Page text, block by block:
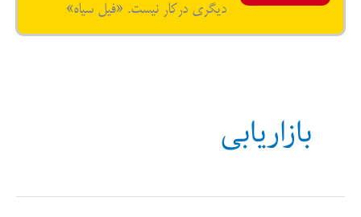
دیگری درکار نیست. «فیل سیاه»
بازاریابی